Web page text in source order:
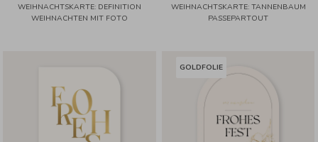
WEIHNACHTSKARTE: DEFINITION
WEIHNACHTEN MIT FOTO
WEIHNACHTSKARTE: TANNENBAUM
PASSEPARTOUT
GOLDFOLIE